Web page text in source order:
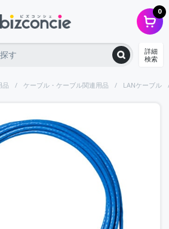
0
詳細
検索
品 ケーブル・ケーブル関連用品 LANケーブル